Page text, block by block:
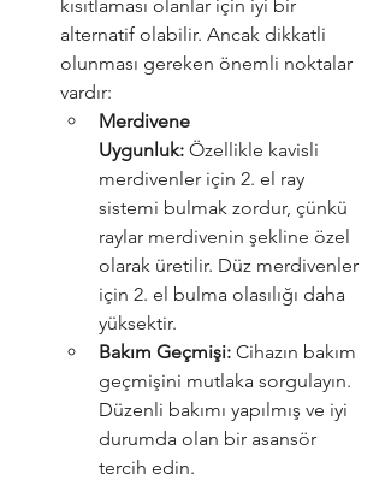
kısıtlaması olanlar için iyi bir
alternatif olabilir. Ancak dikkatli
olunması gereken önemli noktalar
vardır:
Merdivene
Uygunluk: Özellikle kavisli
merdivenler için 2. el ray
sistemi bulmak zordur, çünkü
raylar merdivenin şekline özel
olarak üretilir. Düz merdivenler
için 2. el bulma olasılığı daha
yüksektir.
Bakım Geçmişi: Cihazın bakım
geçmişini mutlaka sorgulayın.
Düzenli bakımı yapılmış ve iyi
durumda olan bir asansör
tercih edin.